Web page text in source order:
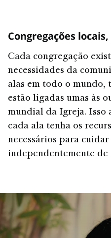
Congregações
Cada congregação
necessidades da
alas em todo o mundo,
estão ligadas umas às
mundial da Igreja. Isso
cada ala tenha os
necessários para
independentemente de